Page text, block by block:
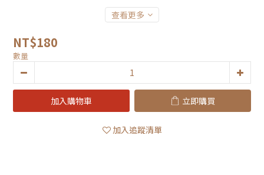
查看更多
NT$180
數量
加入購物車 立即購買
加入追蹤清單